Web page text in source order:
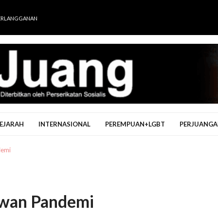
INTERNASIONAL PEREMPUAN+LGBT
Pandemi